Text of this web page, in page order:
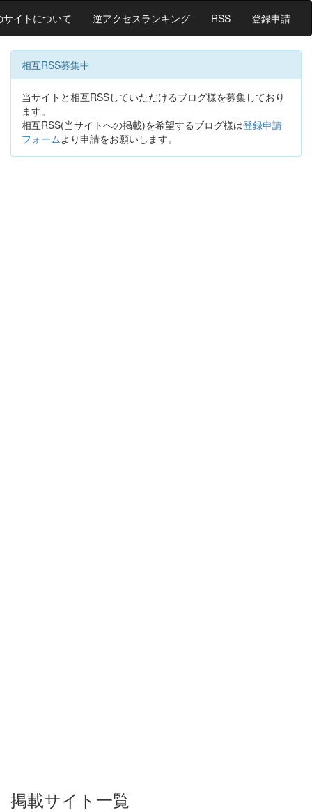
サイトについて 逆アクセスランキング RSS 登録申請
相互RSS募集中
当サイトと相互RSSしていただけるブログ様を募集しており
ます。
相互RSS(当サイトへの掲載)を希望するブログ様は登録申請
フォームより申請をお願いします。
掲載サイト一覧